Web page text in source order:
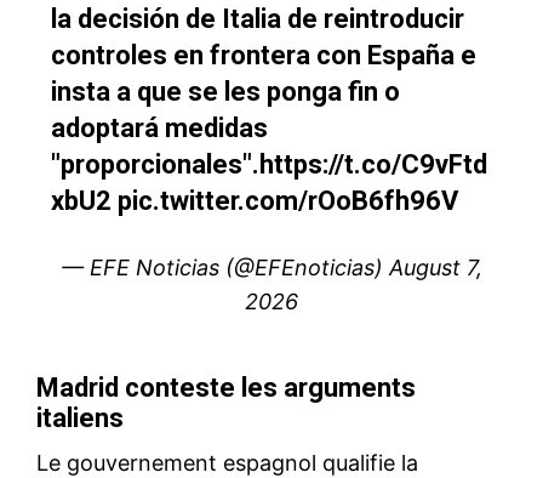
S'ABONNER MAINTENANT
À propos
Formules d’abonnement